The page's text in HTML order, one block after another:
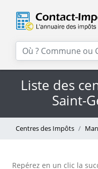
Liste des
Saint-
Centres des Impôts
Repérez en un clic la